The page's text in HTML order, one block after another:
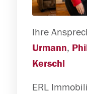
Ihre
Urmann,
Kerschl
ERL